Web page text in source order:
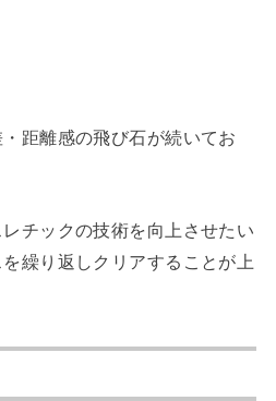
距離感の飛び石が続いてお
チックの技術を向上させたい
繰り返しクリアすることが上